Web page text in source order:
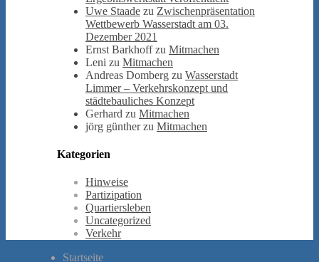
Uwe Staade zu Zwischenpräsentation
Wettbewerb Wasserstadt am 03.
Dezember 2021
Ernst Barkhoffzu Mitmachen
Leni zu Mitmachen
Andreas Domberg zu Wasserstadt
Limmer – Verkehrskonzept und
städtebauliches Konzept
Gerhard zu Mitmachen
jörg güntherzu Mitmachen
Kategorien
Hinweise
Partizipation
Quartiersleben
Uncategorized
Verkehr
Startseite